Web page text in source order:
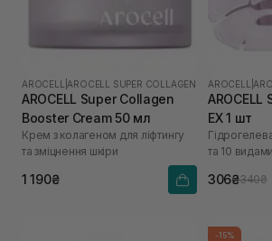
AROCELL AROCELL SUPER COLLAGEN
AROCELL Super Collagen
Booster Cream 50 мл
Крем з колагеном для ліфтингу
та зміцнення шкіри
1 190₴
AROCELL
AROCELL
EX 1 шт
та 10
306₴340₴
-15%